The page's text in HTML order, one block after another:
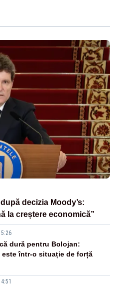
decizia Moody’s:
la creștere economică”
dură pentru Bolojan:
este într-o situație de forță